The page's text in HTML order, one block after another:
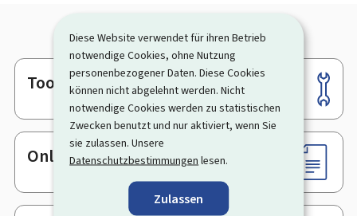
Diese Website verwendet für ihren Betrieb
notwendige Cookies, ohne Nutzung
personenbezogener Daten. Diese Cookies
können nicht abgelehnt werden. Nicht
notwendige Cookies werden zu statistischen
Zwecken benutzt und nur aktiviert, wenn Sie
sie zulassen. Unsere
Datenschutzbestimmungen lesen.
Zulassen
Footer
Tools
Online-Dienste & Formulare